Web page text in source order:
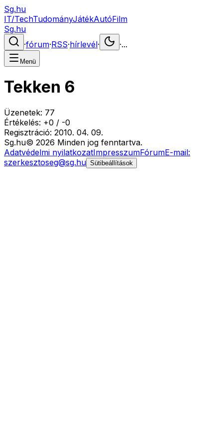
Sg.hu
IT/TechTudományJátékAutóFilm
Sg.hu
·fórum·RSS·hírlevél· ·...
Menü
Tekken 6
Üzenetek: 77
Értékelés: +0 / -0
Regisztráció: 2010. 04. 09.
Sg.hu© 2026 Minden jog fenntartva.
Adatvédelmi nyilatkozatImpresszumFórumE-mail:
szerkesztoseg@sg.hu Sütibeállítások